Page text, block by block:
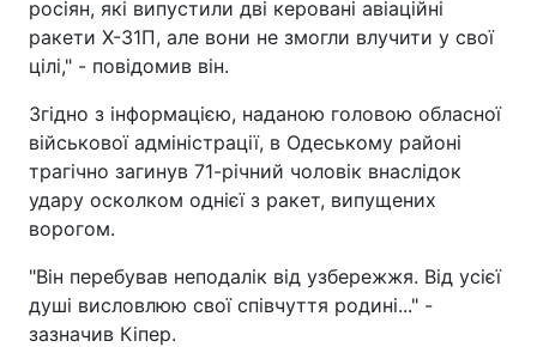
росіян, які випустили дві керовані авіаційні
ракети Х-31П, але вони не змогли влучити у свої
цілі," - повідомив він.
Згідно з інформацією, наданою головою обласної
військової адміністрації, в Одеському районі
трагічно загинув 71-річний чоловік внаслідок
удару осколком однієї з ракет, випущених
ворогом.
"Він перебував неподалік від узбережжя. Від усієї
душі висловлюю свої співчуття родині..." -
зазначив Кіпер.